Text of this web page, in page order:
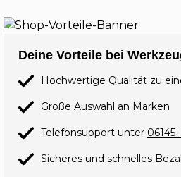
Deine Vorteile bei
Hochwertige Qualität zu
Große Auswahl an Marken
Telefonsupport unter 06145
Sicheres und schnelles